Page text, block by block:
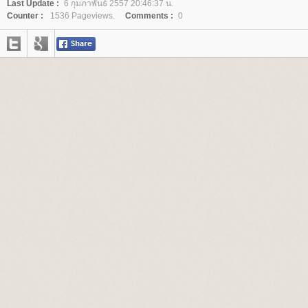
Last Update : 6 กุมภาพันธ์ 2557 20:46:37 น.
Counter :
1536 Pageviews. Comments : 0